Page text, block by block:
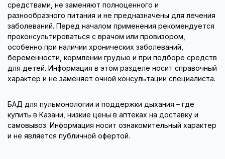
средствами, не заменяют полноценного и
разнообразного питания и не предназначены для лечения
заболеваний. Перед началом применения рекомендуется
проконсультироваться с врачом или провизором,
особенно при наличии хронических заболеваний,
беременности, кормлении грудью и при подборе средств
для детей. Информация в этом разделе носит справочный
характер и не заменяет очной консультации специалиста.
БАД для пульмонологии и поддержки дыхания – где
купить в Казани, низкие цены в аптеках на доставку и
самовывоз. Информация носит ознакомительный характер
и не является публичной офертой.